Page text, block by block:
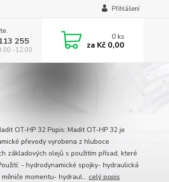
Přihlášení
255
-12.00
0ks
za Kč 0,00
OT-HP 32 Popis: Madit OT-HP 32 je
převody vyrobena z hluboce
základových olejů s použitím přísad, které
- hydrodynamické spojky- hydraulická
momentu- hydraul... celý popis